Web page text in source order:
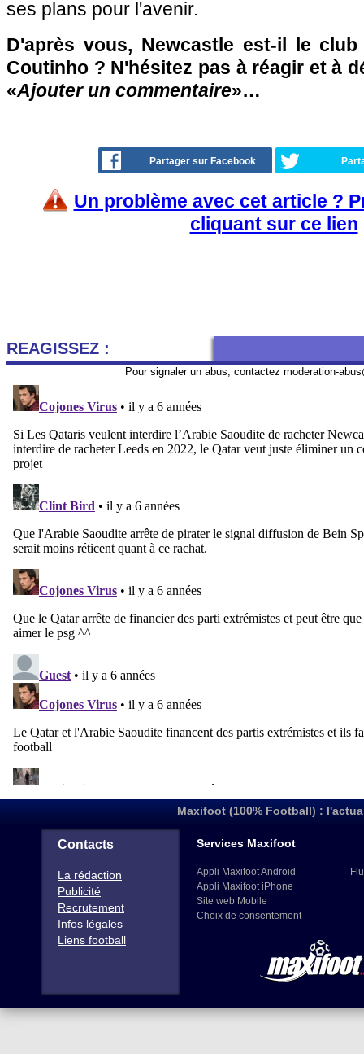
ses plans pour l'avenir.
D'après vous, Newcastle est-il le
Coutinho ? N'hésitez pas à réagir et à
«Ajouter un commentaire»…
Partager sur Facebook
Un problème avec cet article ?
cliquant sur ce lien
REAGISSEZ :
Pour signaler un abus, contactez moderation-
Maxifoot (100% Football) :
Contacts
La rédaction
Publicité
Recrutement
Infos légales
Liens football
Services Maxifoot
Appli Maxifoot Android
Appli Maxifoot iPhone
Site web Mobile
Choix de consentement